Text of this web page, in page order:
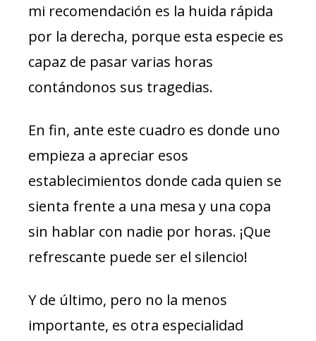
mi recomendación es la huida rápida
por la derecha, porque esta especie es
capaz de pasar varias horas
contándonos sus tragedias.
En fin, ante este cuadro es donde uno
empieza a apreciar esos
establecimientos donde cada quien se
sienta frente a una mesa y una copa
sin hablar con nadie por horas. ¡Que
refrescante puede ser el silencio!
Y de último, pero no la menos
importante, es otra especialidad